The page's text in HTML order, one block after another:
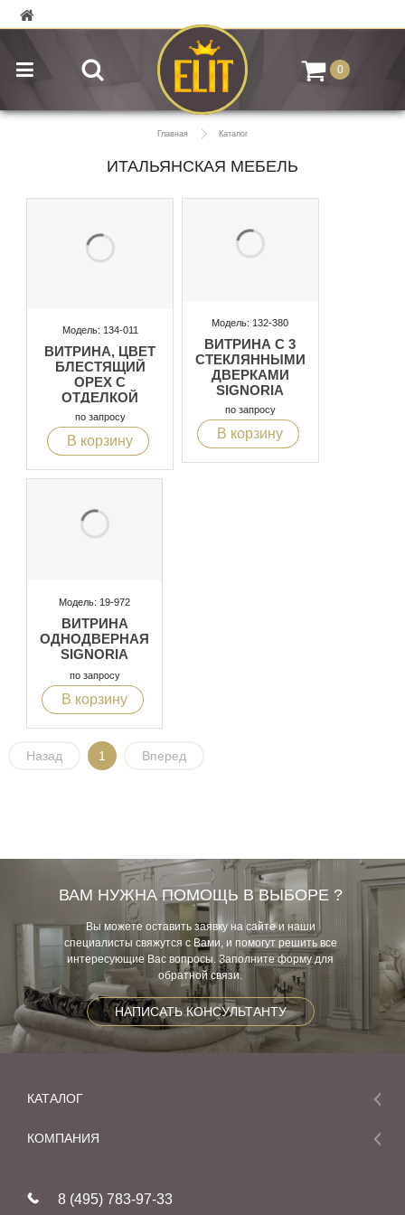
0
Главная Каталог
ИТАЛЬЯНСКАЯ МЕБЕЛЬ
Модель: 134-011
ВИТРИНА, ЦВЕТ
БЛЕСТЯЩИЙ
ОРЕХ С
ОТДЕЛКОЙ
“СУСАЛЬНОЕ
ЗОЛОТО”, С
ДВЕРЦЕЙ C
ШАРНИРНЫМИ
СОЕДИНЕНИЯМИ
по запросу
В корзину
Модель: 132-380
ВИТРИНА С 3
СТЕКЛЯННЫМИ
ДВЕРКАМИ
SIGNORIA
по запросу
В корзину
Модель: 19-972
ВИТРИНА
ОДНОДВЕРНАЯ
SIGNORIA
по запросу
В корзину
Назад 1 Вперед
ВАМ НУЖНА ПОМОЩЬ В ВЫБОРЕ ?
Вы можете оставить заявку на сайте и наши
специалисты свяжутся с Вами, и помогут решить все
интересующие Вас вопросы. Заполните форму для
обратной связи.
НАПИСАТЬ КОНСУЛЬТАНТУ
КАТАЛОГ
Мебель
КОМПАНИЯ
Реставрация
8 (495) 783-97-33